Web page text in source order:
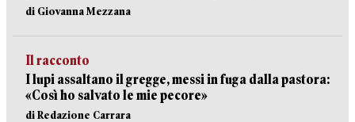
di Giovanna Mezzana
Il racconto
I lupi assaltano il gregge, messi in fuga dalla pastora:
«Così ho salvato le mie pecore»
di Redazione Carrara